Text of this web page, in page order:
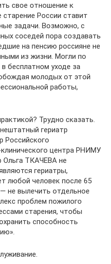
свое отношение к
России ставит
задачи. Возможно, с
соседей пора создавать
на пенсию россияне не
из жизни. Могли по
бесплатном уходе за
молодых от этой
работы,
Трудно сказать.
гериатр
Российского
клинического центра РНИМУ
Ольга ТКАЧЕВА не
гериатры,
любой человек после 65
не вылечить отдельное
проблем пожилого
старения, чтобы
способность